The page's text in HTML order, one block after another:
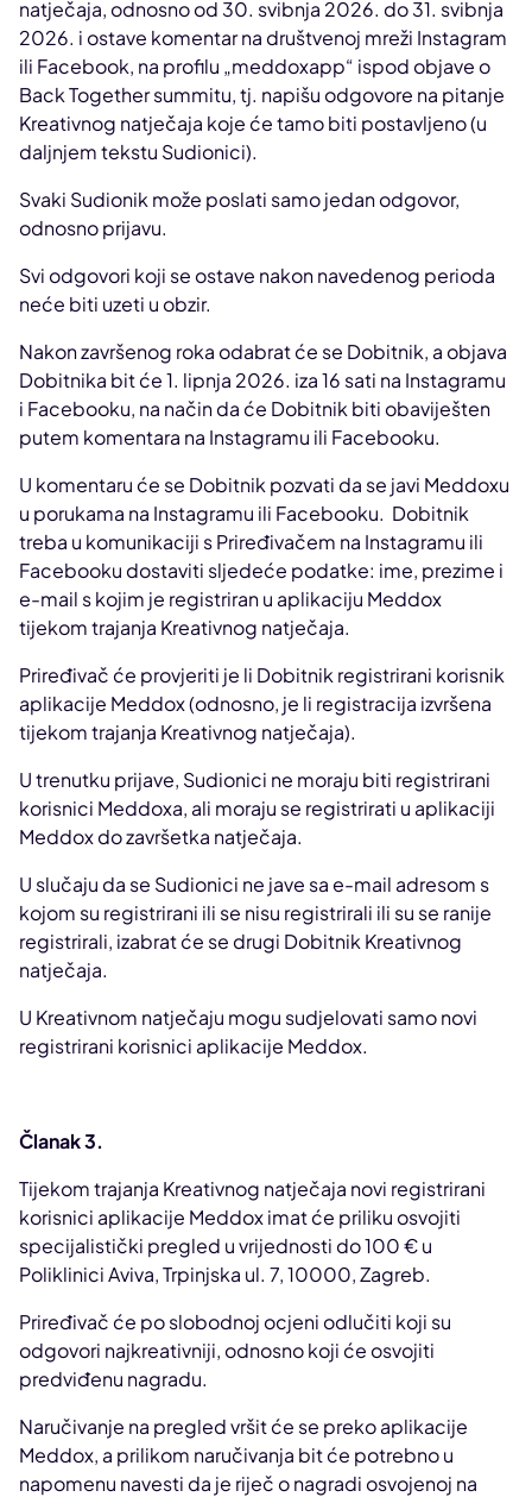
natječaja, odnosno od 30. svibnja 2026. do 31. svibnja
2026. i ostave komentar na društvenoj mreži Instagram
ili Facebook, na profilu „meddoxapp“ ispod objave o
Back Together summitu, tj. napišu odgovore na pitanje
Kreativnog natječaja koje će tamo biti postavljeno (u
daljnjem tekstu Sudionici).
Svaki Sudionik može poslati samo jedan odgovor,
odnosno prijavu.
Svi odgovori koji se ostave nakon navedenog perioda
neće biti uzeti u obzir.
Nakon završenog roka odabrat će se Dobitnik, a objava
Dobitnika bit će 1. lipnja 2026. iza 16 sati na Instagramu
i Facebooku, na način da će Dobitnik biti obaviješten
putem komentara na Instagramu ili Facebooku.
U komentaru će se Dobitnik pozvati da se javi Meddoxu
u porukama na Instagramu ili Facebooku. Dobitnik
treba u komunikaciji s Priređivačem na Instagramu ili
Facebooku dostaviti sljedeće podatke: ime, prezime i
e-mail s kojim je registriran u aplikaciju Meddox
tijekom trajanja Kreativnog natječaja.
Priređivač će provjeriti je li Dobitnik registrirani korisnik
aplikacije Meddox (odnosno, je li registracija izvršena
tijekom trajanja Kreativnog natječaja).
U trenutku prijave, Sudionici ne moraju biti registrirani
korisnici Meddoxa, ali moraju se registrirati u aplikaciji
Meddox do završetka natječaja.
U slučaju da se Sudionici ne jave sa e-mail adresom s
kojom su registrirani ili se nisu registrirali ili su se ranije
registrirali, izabrat će se drugi Dobitnik Kreativnog
natječaja.
U Kreativnom natječaju mogu sudjelovati samo novi
registrirani korisnici aplikacije Meddox.
Članak 3.
Tijekom trajanja Kreativnog natječaja novi registrirani
korisnici aplikacije Meddox imat će priliku osvojiti
specijalistički pregled u vrijednosti do 100 € u
Poliklinici Aviva, Trpinjska ul. 7, 10000, Zagreb.
Priređivač će po slobodnoj ocjeni odlučiti koji su
odgovori najkreativniji, odnosno koji će osvojiti
predviđenu nagradu.
Naručivanje na pregled vršit će se preko aplikacije
Meddox, a prilikom naručivanja bit će potrebno u
napomenu navesti da je riječ o nagradi osvojenoj na